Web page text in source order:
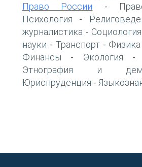
Право России -
Психология -
журналистика - Социология
науки - Транспорт- Физика
Финансы - Экология -
Этнография и
Юриспруденция -